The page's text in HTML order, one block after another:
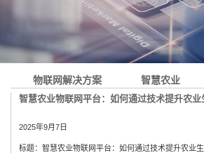
物联网解决方案 智慧农业
智慧农业物联网平台：如何通过技术提升农业
2025年9月7日
标题：智慧农业物联网平台：如何通过技术提升农业